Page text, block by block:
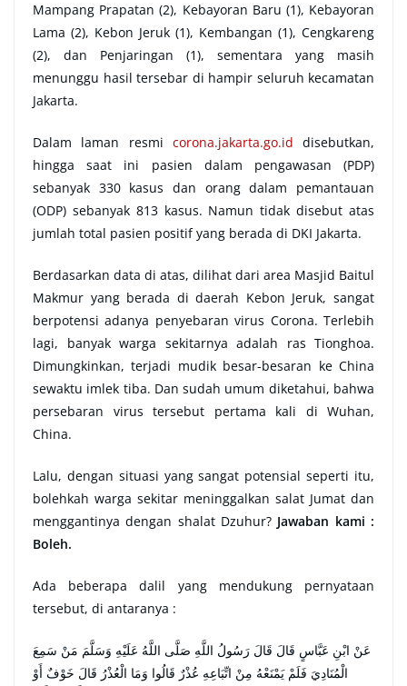
Mampang Prapatan (2), Kebayoran Baru (1), Kebayoran
Lama (2), Kebon Jeruk (1), Kembangan (1), Cengkareng
(2), dan Penjaringan (1), sementara yang masih
menunggu hasil tersebar di hampir seluruh kecamatan
Jakarta.
Dalam laman resmi corona.jakarta.go.id disebutkan,
hingga saat ini pasien dalam pengawasan (PDP)
sebanyak 330 kasus dan orang dalam pemantauan
(ODP) sebanyak 813 kasus. Namun tidak disebut atas
jumlah total pasien positif yang berada di DKI Jakarta.
Berdasarkan data di atas, dilihat dari area Masjid Baitul
Makmur yang berada di daerah Kebon Jeruk, sangat
berpotensi adanya penyebaran virus Corona. Terlebih
lagi, banyak warga sekitarnya adalah ras Tionghoa.
Dimungkinkan, terjadi mudik besar-besaran ke China
sewaktu imlek tiba. Dan sudah umum diketahui, bahwa
persebaran virus tersebut pertama kali di Wuhan,
China.
Lalu, dengan situasi yang sangat potensial seperti itu,
bolehkah warga sekitar meninggalkan salat Jumat dan
menggantinya dengan shalat Dzuhur? Jawaban kami :
Boleh.
Ada beberapa dalil yang mendukung pernyataan
tersebut, di antaranya :
عَنْ ابْنِ عَبَّاسٍ قَالَ قَالَ رَسُولُ اللَّهِ صَلَّى اللَّهُ عَلَيْهِ وَسَلَّمَ مَنْ سَمِعَ
الْمُنَادِيَ فَلَمْ يَمْنَعْهُ مِنْ اتِّبَاعِهِ عُذْرٌ قَالُوا وَمَا الْعُذْرُ قَالَ خَوْفٌ أَوْ